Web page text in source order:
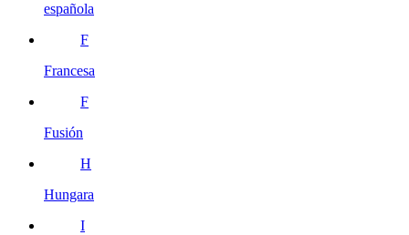
española
F
Francesa
F
Fusión
H
Hungara
I